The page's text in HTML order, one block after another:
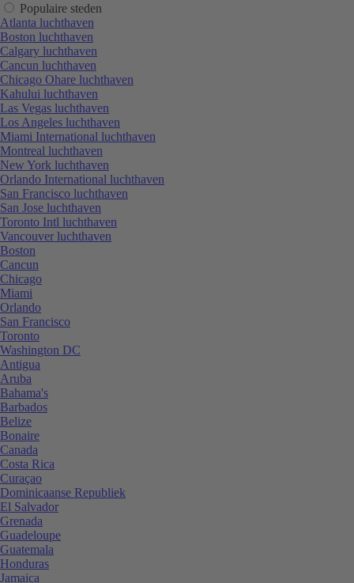
Populaire steden
Atlanta luchthaven
Boston luchthaven
Calgary luchthaven
Cancun luchthaven
Chicago Ohare luchthaven
Kahului luchthaven
Las Vegas luchthaven
Los Angeles luchthaven
Miami International luchthaven
Montreal luchthaven
New York luchthaven
Orlando International luchthaven
San Francisco luchthaven
San Jose luchthaven
Toronto Intl luchthaven
Vancouver luchthaven
Boston
Cancun
Chicago
Miami
Orlando
San Francisco
Toronto
Washington DC
Antigua
Aruba
Bahama's
Barbados
Belize
Bonaire
Canada
Costa Rica
Curaçao
Dominicaanse Republiek
El Salvador
Grenada
Guadeloupe
Guatemala
Honduras
Jamaica